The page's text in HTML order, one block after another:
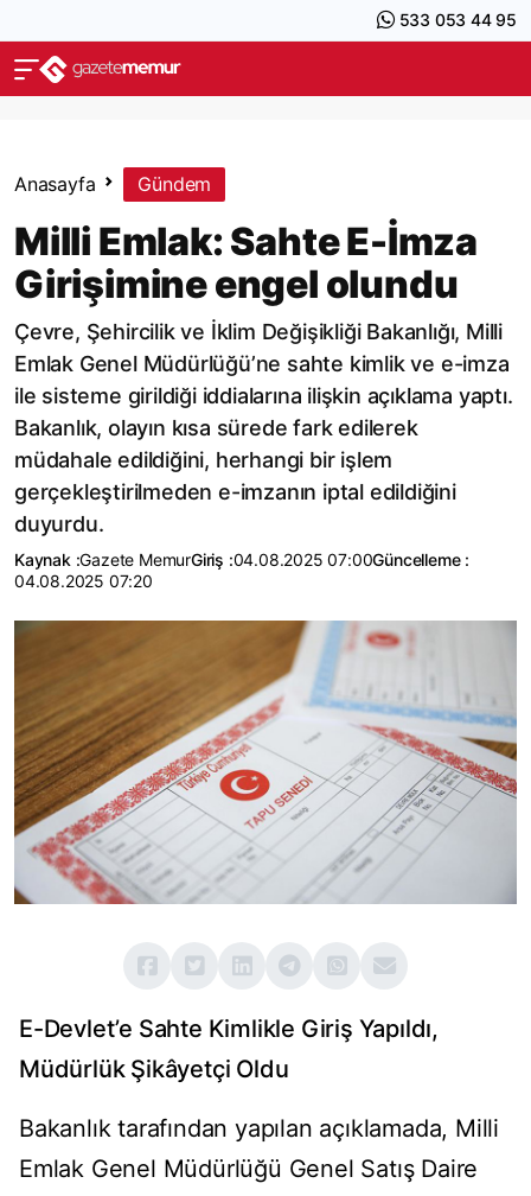
533 053 44 95
Anasayfa Gündem
Milli Emlak: Sahte E-İmza
Girişimine engel olundu
Çevre, Şehircilik ve İklim Değişikliği Bakanlığı, Milli
Emlak Genel Müdürlüğü’ne sahte kimlik ve e-imza
ile sisteme girildiği iddialarına ilişkin açıklama yaptı.
Bakanlık, olayın kısa sürede fark edilerek
müdahale edildiğini, herhangi bir işlem
gerçekleştirilmeden e-imzanın iptal edildiğini
duyurdu.
Kaynak :Gazete MemurGiriş :04.08.2025 07:00Güncelleme :
04.08.2025 07:20
E-Devlet’e Sahte Kimlikle Giriş Yapıldı,
Müdürlük Şikâyetçi Oldu
Bakanlık tarafından yapılan açıklamada, Milli
Emlak Genel Müdürlüğü Genel Satış Daire